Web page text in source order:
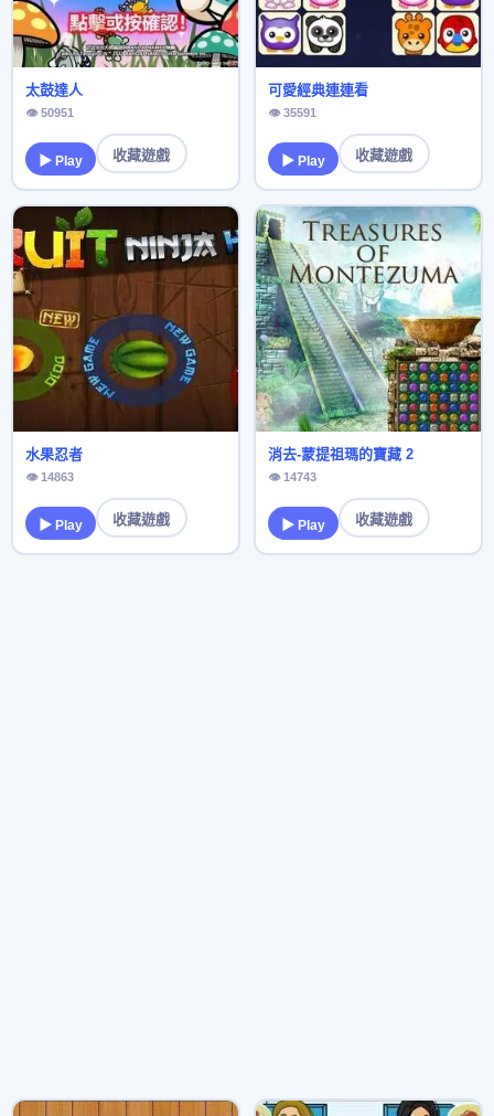
太鼓達人
👁 50951
▶ Play 收藏遊戲
可愛經典連連看
👁 35591
▶ Play 收藏遊戲
水果忍者
👁 14863
▶ Play 收藏遊戲
消去-蒙提祖瑪的寶藏 2
👁 14743
▶ Play 收藏遊戲